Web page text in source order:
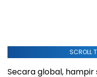
SCROLL
Secara global,